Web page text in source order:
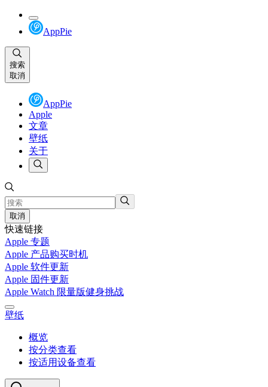
AppPie
搜索
取消
AppPie
Apple
文章
壁纸
关于
取消
快速链接
Apple 专题
Apple 产品购买时机
Apple 软件更新
Apple 固件更新
Apple Watch 限量版健身挑战
壁纸
概览
按分类查看
按适用设备查看